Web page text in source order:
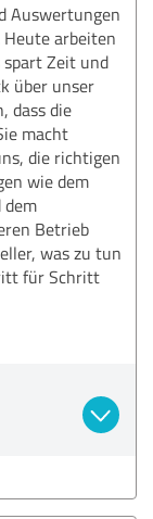
Auswertungen
Heute arbeiten
spart Zeit und
über unser
dass die
macht
die richtigen
wie dem
dem
Betrieb
was zu tun
für Schritt